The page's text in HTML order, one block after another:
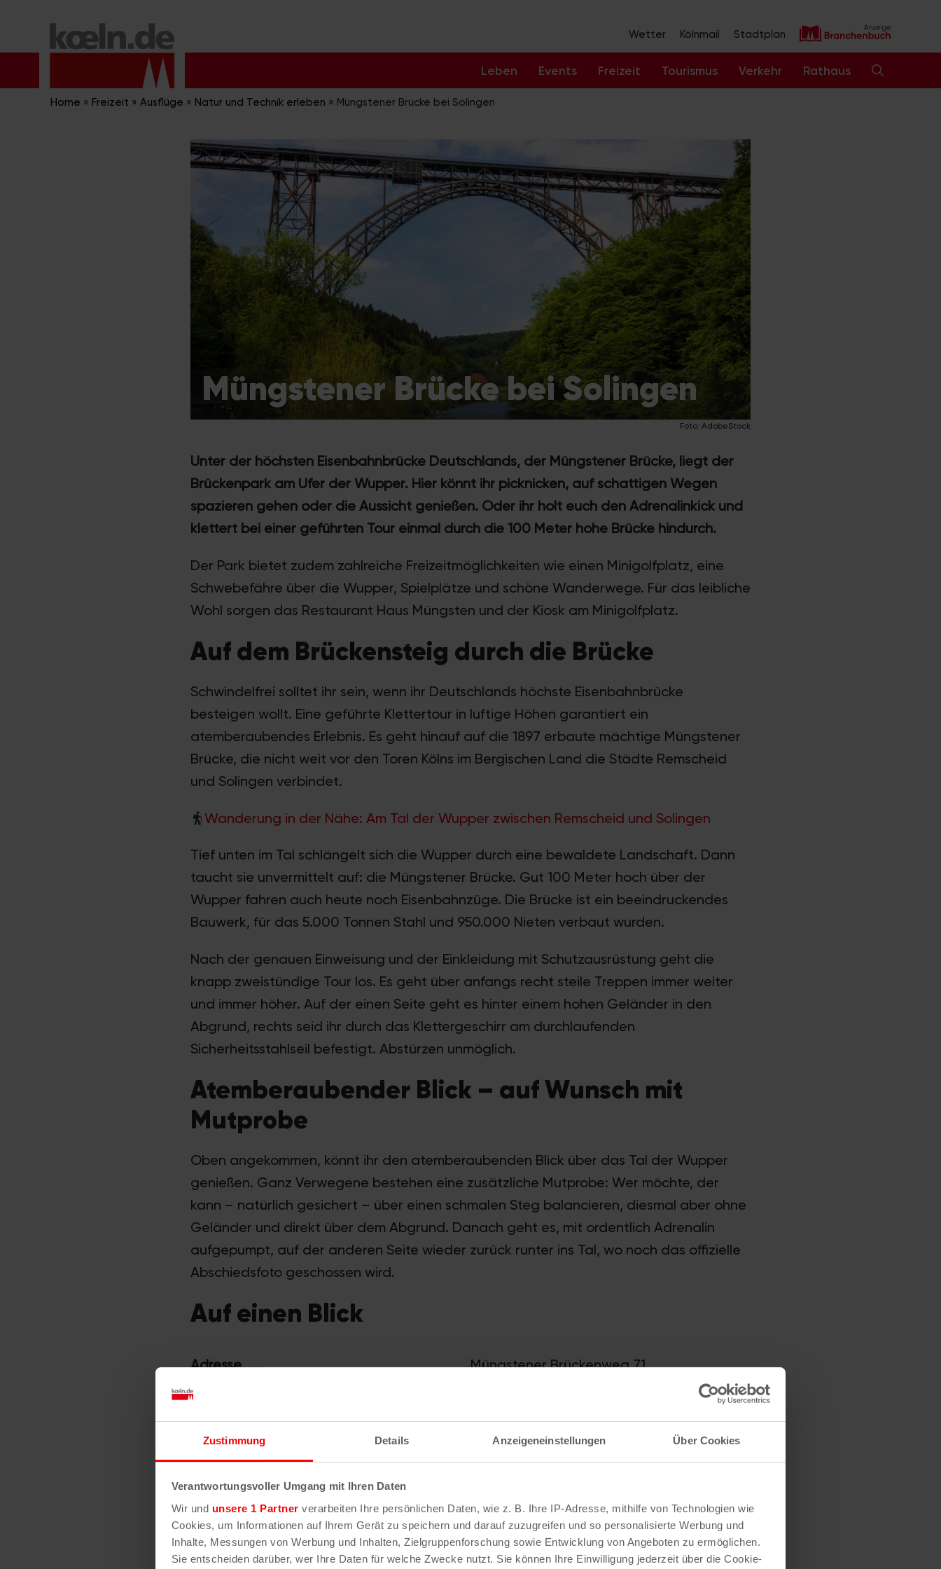
Zustimmung Details Anzeigeneinstellungen Über Cookies
Verantwortungsvoller Umgang mit Ihren Daten
Wir und unsere 1 Partner verarbeiten Ihre persönlichen Daten, wie z. B. Ihre IP-Adresse, mithilfe von Technologien wie
Cookies, um Informationen auf Ihrem Gerät zu speichern und darauf zuzugreifen und so personalisierte Werbung und
Inhalte, Messungen von Werbung und Inhalten, Zielgruppenforschung sowie Entwicklung von Angeboten zu ermöglichen.
Sie entscheiden darüber, wer Ihre Daten für welche Zwecke nutzt. Sie können Ihre Einwilligung jederzeit über die Cookie-
Inhalt
Wetter Kölnmail Stadtplan
Leben Events Freizeit Tourismus Verkehr Rathaus
Home » Freizeit » Ausflüge » Natur und Technik erleben » Müngstener Brücke bei Solingen
Müngstener Brücke bei Solingen
Foto: AdobeStock
Unter der höchsten Eisenbahnbrücke Deutschlands, der Müngstener Brücke, liegt der
Brückenpark am Ufer der Wupper. Hier könnt ihr picknicken, auf schattigen Wegen
spazieren gehen oder die Aussicht genießen. Oder ihr holt euch den Adrenalinkick und
klettert bei einer geführten Tour einmal durch die 100 Meter hohe Brücke hindurch.
Der Park bietet zudem zahlreiche Freizeitmöglichkeiten wie einen Minigolfplatz, eine
Schwebefähre über die Wupper, Spielplätze und schöne Wanderwege. Für das leibliche
Wohl sorgen das Restaurant Haus Müngsten und der Kiosk am Minigolfplatz.
Auf dem Brückensteig durch die Brücke
Schwindelfrei solltet ihr sein, wenn ihr Deutschlands höchste Eisenbahnbrücke
besteigen wollt. Eine geführte Klettertour in luftige Höhen garantiert ein
atemberaubendes Erlebnis. Es geht hinauf auf die 1897 erbaute mächtige Müngstener
Brücke, die nicht weit vor den Toren Kölns im Bergischen Land die Städte Remscheid
und Solingen verbindet.
Wanderung in der Nähe: Am Tal der Wupper zwischen Remscheid und Solingen
Tief unten im Tal schlängelt sich die Wupper durch eine bewaldete Landschaft. Dann
taucht sie unvermittelt auf: die Müngstener Brücke. Gut 100 Meter hoch über der
Wupper fahren auch heute noch Eisenbahnzüge. Die Brücke ist ein beeindruckendes
Bauwerk, für das 5.000 Tonnen Stahl und 950.000 Nieten verbaut wurden.
Nach der genauen Einweisung und der Einkleidung mit Schutzausrüstung geht die
knapp zweistündige Tour los. Es geht über anfangs recht steile Treppen immer weiter
und immer höher. Auf der einen Seite geht es hinter einem hohen Geländer in den
Abgrund, rechts seid ihr durch das Klettergeschirr am durchlaufenden
Sicherheitsstahlseil befestigt. Abstürzen unmöglich.
Atemberaubender Blick – auf Wunsch mit
Mutprobe
Oben angekommen, könnt ihr den atemberaubenden Blick über das Tal der Wupper
genießen. Ganz Verwegene bestehen eine zusätzliche Mutprobe: Wer möchte, der
kann – natürlich gesichert – über einen schmalen Steg balancieren, diesmal aber ohne
Geländer und direkt über dem Abgrund. Danach geht es, mit ordentlich Adrenalin
aufgepumpt, auf der anderen Seite wieder zurück runter ins Tal, wo noch das offizielle
Abschiedsfoto geschossen wird.
Auf einen Blick
Adresse
Müngstener Brückenweg 71
Standort im Stadtplan
Fahrzeit vom Kölner Dom 50 min.